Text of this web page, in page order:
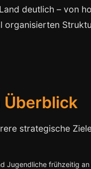
deutlich – von
organisierten
Überblick
strategische
Jugendliche frühzeitig